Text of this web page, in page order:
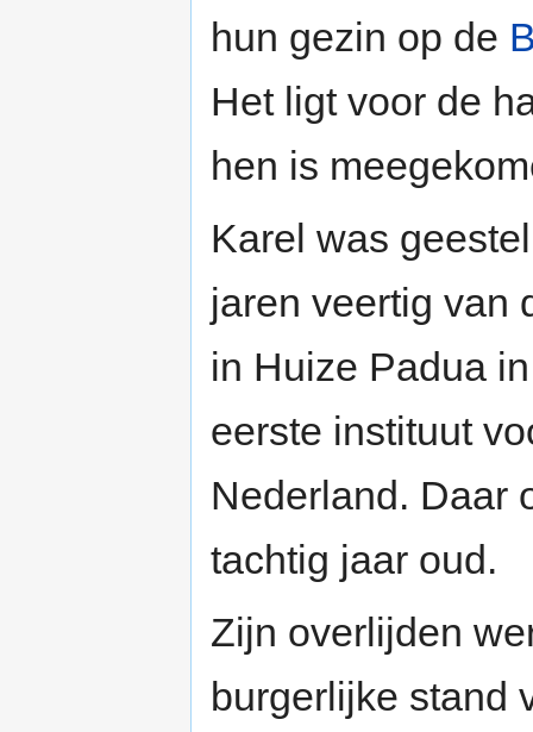
hun gezin op de
Het ligt voor de
hen is
Karel was
jaren veertig van
in Huize Padua
eerste instituut
Nederland. Daar
tachtig jaar oud.
Zijn overlijden
burgerlijke stand